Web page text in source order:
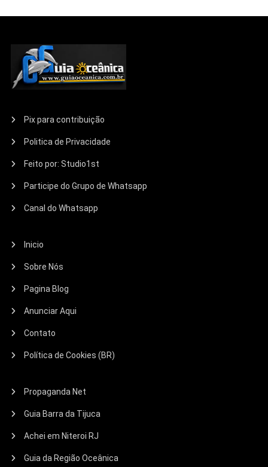
Pix para contribuição
Politica de Privacidade
Feito por: Studio1st
Participe do Grupo de Whatsapp
Canal do Whatsapp
Inicio
Sobre Nós
Pagina Blog
Anunciar Aqui
Contato
Política de Cookies (BR)
Propaganda Net
Guia Barra da Tijuca
Achei em Niteroi RJ
Guia da Região Oceânica